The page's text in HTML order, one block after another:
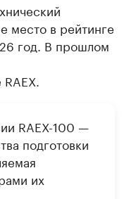
место в рейтинге
год. В прошлом
RAEX-100 —
подготовки
их